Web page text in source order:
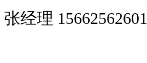
张经理 15662562601